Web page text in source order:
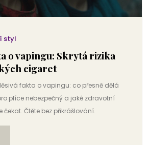
styl
o vapingu: Skrytá rizika
cigaret
fakta o vapingu: co přesně dělá
plíce nebezpečný a jaké zdravotní
čekat. Čtěte bez přikrášlování.